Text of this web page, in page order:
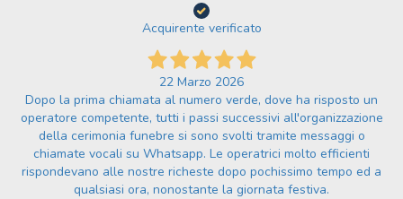
Acquirente verificato
22 Marzo 2026
Dopo la prima chiamata al numero verde, dove ha risposto un
operatore competente, tutti i passi successivi all'organizzazione
della cerimonia funebre si sono svolti tramite messaggi o
chiamate vocali su Whatsapp. Le operatrici molto efficienti
rispondevano alle nostre richeste dopo pochissimo tempo ed a
qualsiasi ora, nonostante la giornata festiva.